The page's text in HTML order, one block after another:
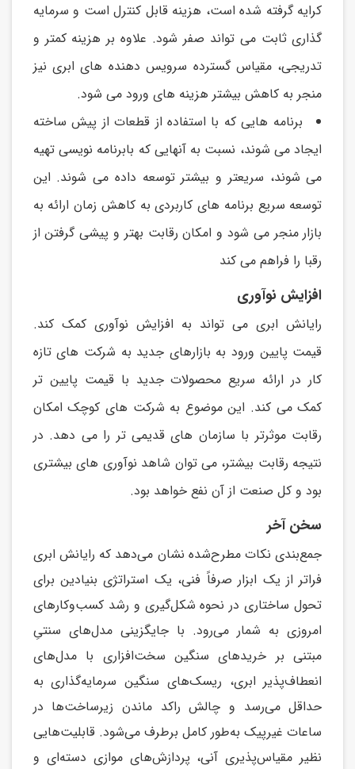
کرايه گرفته شده است، هزينه قابل کنترل است و سرمايه
گذاری ثابت می تواند صفر شود. علاوه بر هزينه کمتر و
تدريجی، مقیاس گسترده سرويس دهنده های ابری نیز
منجر به کاهش بیشتر هزينه های ورود می شود.
برنامه هايی که با استفاده از قطعات از پیش ساخته
ايجاد می شوند، نسبت به آنهايی که بابرنامه نويسی تهیه
می شوند، سريعتر و بیشتر توسعه داده می شوند. اين
توسعه سريع برنامه های کاربردی به کاهش زمان ارائه به
بازار منجر می شود و امکان رقابت بهتر و پیشی گرفتن از
رقبا را فراهم می کند
افزایش نوآوری
رايانش ابری می تواند به افزايش نوآوری کمک کند.
قیمت پايین ورود به بازارهای جديد به شرکت های تازه
کار در ارائه سريع محصولات جديد با قیمت پايین تر
کمک می کند. اين موضوع به شرکت های کوچک امکان
رقابت موثرتر با سازمان های قديمی تر را می دهد. در
نتیجه رقابت بیشتر، می توان شاهد نوآوری های بیشتری
بود و کل صنعت از آن نفع خواهد بود.
سخن آخر
جمع‌بندی نکات مطرح‌شده نشان می‌دهد که رایانش ابری
فراتر از یک ابزار صرفاً فنی، یک استراتژی بنیادین برای
تحول ساختاری در نحوه شکل‌گیری و رشد کسب‌وکارهای
امروزی به شمار می‌رود. با جایگزینی مدل‌های سنتیِ
مبتنی بر خریدهای سنگین سخت‌افزاری با مدل‌های
انعطاف‌پذیر ابری، ریسک‌های سنگین سرمایه‌گذاری به
حداقل می‌رسد و چالش راکد ماندن زیرساخت‌ها در
ساعات غیرپیک به‌طور کامل برطرف می‌شود. قابلیت‌هایی
نظیر مقیاس‌پذیری آنی، پردازش‌های موازی دسته‌ای و